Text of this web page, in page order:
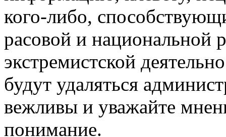
кого-либо,
расовой и национальной
экстремистской
будут удаляться
вежливы и уважайте
понимание.